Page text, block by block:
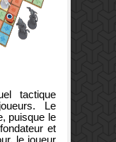
tactique
Le
puisque le
et
le joueur